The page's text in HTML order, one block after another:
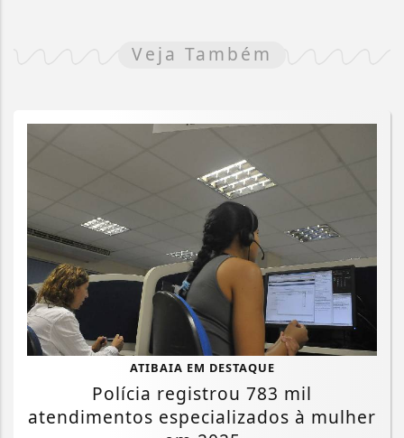
Veja Também
ATIBAIA EM DESTAQUE
Polícia registrou 783 mil
atendimentos especializados à mulher